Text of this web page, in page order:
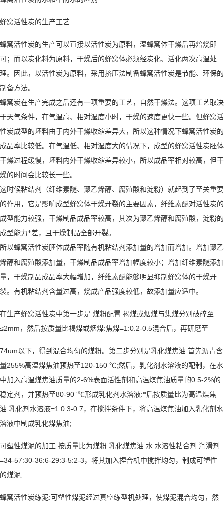
蜂窝活性炭的生产工艺
蜂窝活性炭的生产可以直接以活性炭为原料，湿蜂窝体干燥后再焙烧即
可；而以炭化料为原料，干燥后的蜂窝体必须经炭化、活化两次高温处
理。因此，以活性炭为原料，采用挤压法制备蜂窝活性炭是节能、环保的
制备方法。
蜂窝炭在生产完成之后还有一项重要的工艺，自然干燥法。这项工艺取决
于天气条件，在气温高、相对湿度小时，干燥的速度更快一些。但蜂窝活
性炭成型的坯料由于内外干燥收缩差异大，所以这种情况下蜂窝活性炭的
成品率比较低。在气温低、相对湿度大的情况下，成型的蜂窝活性炭胚体
干燥过程缓慢，坯料内外干燥收缩差异较小，所以成品率相对较高，但干
燥的时间会比较长一些。
这时候粘结剂（纤维素醚、聚乙烯醇、腐殖酸和淀粉）就起到了至关重要
的作用，它是影响成型蜂窝体干燥开裂的主要因素，纤维素醚对活性炭的
成型能力较强，干燥制品成品率较高，其次为聚乙烯醇和腐殖酸，淀粉的
成型能力*差，且干燥制品全部开裂。
所以蜂窝活性炭胚体成品率随有机粘结剂添加量的增加而增加。增加聚乙
烯醇和腐殖酸添加量，干燥制品成品率增加幅度较小；增加纤维素醚添加
量，干燥制品成品率大幅增加，纤维素醚能够明显抑制蜂窝体的干燥开
裂。有机粘结剂含量过高，烧成产品强度较低，故添加量应适中。
在生产蜂窝活性炭中第一步是:煤粉配置:褐煤或烟煤与集煤分别破碎至
≤2mm ，然后按质量比褐煤或烟煤:焦煤=1:0.2-0.5混合后，再研磨至
74um以下，得到混合均匀的煤粉。第二步分别是乳化煤焦油:首先沥青含
量255%高温煤焦油预热至120-150 ℃;然后，乳化剂水溶液的配制，在水
中加入高温煤焦油质量的2-6%表面活性剂和高温煤焦油质量的0.5-2%的
稳定剂，并预热至80-90 '℃形成乳化剂水溶液:*后按质量比为高温煤焦
油:乳化剂水溶液=1:0.3-0.7 ，在搅拌条件下，将高温煤焦油加入乳化剂水
溶液中制成乳化煤焦油;
可塑性煤泥的加工:按质量比为煤粉:乳化煤焦油:水:水溶性粘合剂 :润滑剂
=34-57:30-36:6-29:3-5:2-3 ，将其加入捏合机中搅拌均匀，制成可塑性
的煤泥;
蜂窝活性炭练泥: 可塑性煤泥经过真空练型机处理，使煤泥混合均匀，然